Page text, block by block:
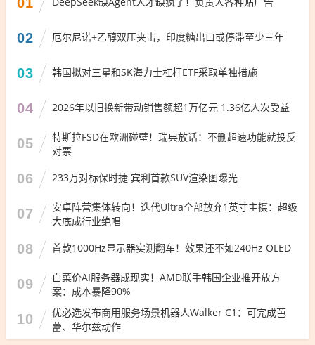
02 厄尔尼诺+乙醇双压夹击，印度糖出口或停滞至少三年
03 韩国拟对三星和SK海力士杠杆ETF采取单独措施
04 2026年以旧换新带动销售额超1万亿元 1.36亿人次受益
05
特斯拉FSD在欧洲碰壁！瑞典放话：不删超速功能就投反
对票
06 233万对标保时捷 宾利首款SUV渲染图曝光
07
安卓阵营集体转向！迭代Ultra全部放弃1英寸主摄：超级
大底成行业绝唱
08 首款1000Hz显示器实测翻车！效果还不如240Hz OLED
09
白菜价AI服务器成现实！AMD联手韩国企业推开放方
案：成本暴降90%
10
优必选发布商用服务场景机器人Walker C1：可完成芭
蕾、华尔兹动作